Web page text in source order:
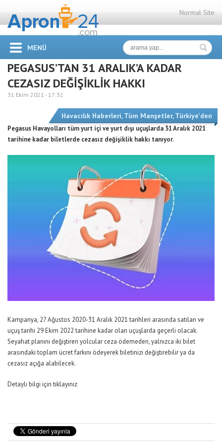
Normal Site
MENÜ
PEGASUS’TAN 31 ARALIK’A KADAR
CEZASIZ DEĞİŞİKLİK HAKKI
31 Ekim 2021 - 17:32
Havacılık Haberleri,Tüm Manşetler,Türkiye'den
Pegasus Havayolları tüm yurt içi ve yurt dışı uçuşlarda 31 Aralık 2021
tarihine kadar biletlerde cezasız değişiklik hakkı tanıyor.
Kampanya, 27 Ağustos 2020-31 Aralık 2021 tarihleri arasında satılan ve
uçuş tarihi 29 Ekim 2022 tarihine kadar olan uçuşlarda geçerli olacak.
Seyahat planını değiştiren yolcular ceza ödemeden, yalnızca iki bilet
arasındaki toplam ücret farkını ödeyerek biletinizi değiştirebilir ya da
cezasız açığa alabilecek.
Detaylı bilgi için tıklayınız